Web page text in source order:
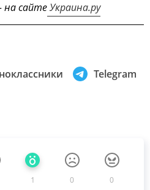
на сайтеУкраина.ру
Telegram
1 0 0